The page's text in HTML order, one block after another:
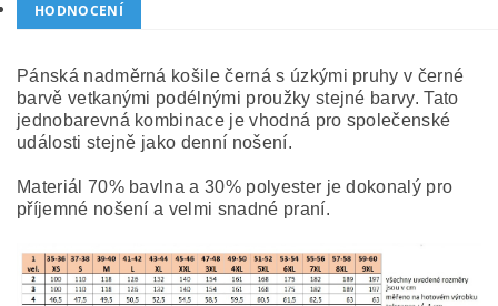
HODNOCENÍ
Pánská nadměrná košile černá s úzkými pruhy v černé
barvě vetkanými podélnými proužky stejné barvy. Tato
jednobarevná kombinace je vhodná pro společenské
události stejně jako denní nošení.
Materiál 70% bavlna a 30% polyester je dokonalý pro
příjemné nošení a velmi snadné praní.